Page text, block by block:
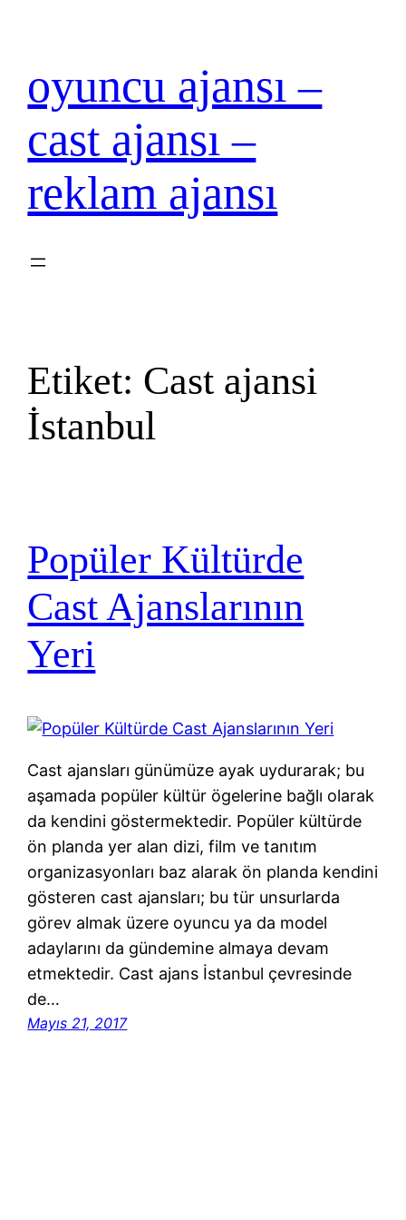
oyuncu ajansı –
cast ajansı –
reklam ajansı
Etiket: Cast ajansi
İstanbul
Popüler Kültürde
Cast Ajanslarının
Yeri
Cast ajansları günümüze ayak uydurarak; bu
aşamada popüler kültür ögelerine bağlı olarak
da kendini göstermektedir. Popüler kültürde
ön planda yer alan dizi, film ve tanıtım
organizasyonları baz alarak ön planda kendini
gösteren cast ajansları; bu tür unsurlarda
görev almak üzere oyuncu ya da model
adaylarını da gündemine almaya devam
etmektedir. Cast ajans İstanbul çevresinde
de…
Mayıs 21, 2017